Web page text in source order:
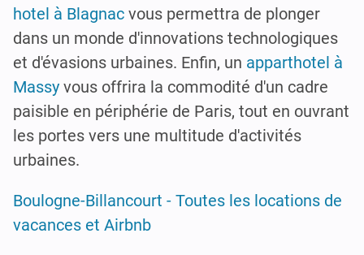
hotel à Blagnac vous permettra de plonger
dans un monde d'innovations technologiques
et d'évasions urbaines. Enfin, un apparthotel à
Massy vous offrira la commodité d'un cadre
paisible en périphérie de Paris, tout en ouvrant
les portes vers une multitude d'activités
urbaines.
Boulogne-Billancourt - Toutes les locations de
vacances et Airbnb